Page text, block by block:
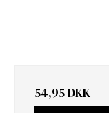
54,95 DKK